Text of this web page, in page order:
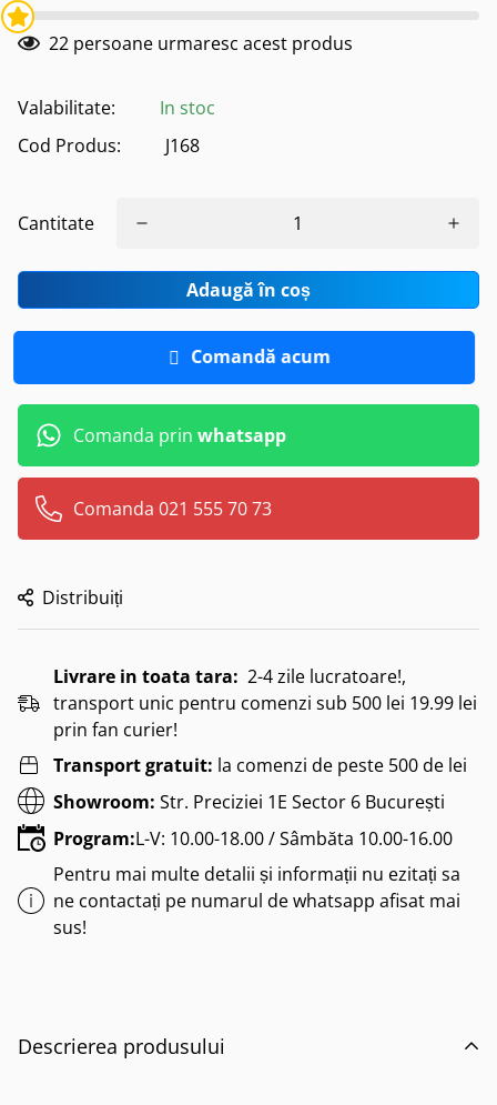
22 persoane urmaresc acest produs
Valabilitate:
In stoc
Cod Produs:
J168
Cantitate
Adaugă în coș
Comandă acum
Comanda prin whatsapp
Comanda 021 555 70 73
Distribuiți
Livrare in toata tara: 2-4 zile lucratoare!,
transport unic pentru comenzi sub 500 lei 19.99 lei
prin fan curier!
Transport gratuit: la comenzi de peste 500 de lei
Showroom: Str. Preciziei 1E Sector 6 București
Program:L-V: 10.00-18.00 / Sâmbăta 10.00-16.00
Pentru mai multe detalii și informații nu ezitați sa
ne contactați pe numarul de whatsapp afisat mai
sus!
Descrierea produsului